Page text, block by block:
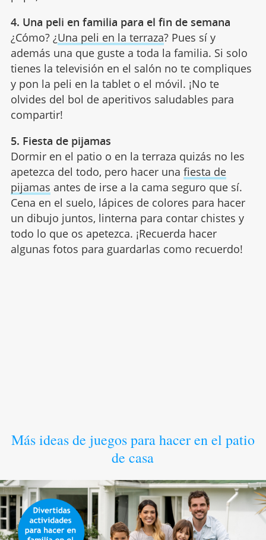
4. Una peli en familia para el fin de semana
¿Cómo? ¿Una peli en la terraza? Pues sí y
además una que guste a toda la familia. Si solo
tienes la televisión en el salón no te compliques
y pon la peli en la tablet o el móvil. ¡No te
olvides del bol de aperitivos saludables para
compartir!
5. Fiesta de pijamas
Dormir en el patio o en la terraza quizás no les
apetezca del todo, pero hacer una fiesta de
pijamas antes de irse a la cama seguro que sí.
Cena en el suelo, lápices de colores para hacer
un dibujo juntos, linterna para contar chistes y
todo lo que os apetezca. ¡Recuerda hacer
algunas fotos para guardarlas como recuerdo!
Más ideas de juegos para hacer en el patio
de casa